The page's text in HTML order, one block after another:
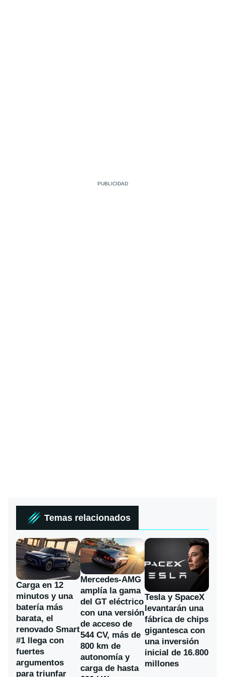
Temas relacionados
Carga en 12
minutos y una
batería más
barata, el
renovado Smart
#1 llega con
fuertes
argumentos
para triunfar
Mercedes-AMG
amplía la gama
del GT eléctrico
con una versión
de acceso de
544 CV, más de
800 km de
autonomía y
carga de hasta
Tesla y SpaceX
levantarán una
fábrica de chips
gigantesca con
una inversión
inicial de 16.800
millones